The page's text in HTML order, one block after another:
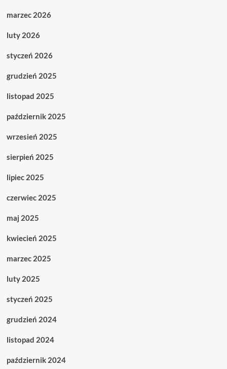
marzec 2026
luty 2026
styczeń 2026
grudzień 2025
listopad 2025
październik 2025
wrzesień 2025
sierpień 2025
lipiec 2025
czerwiec 2025
maj 2025
kwiecień 2025
marzec 2025
luty 2025
styczeń 2025
grudzień 2024
listopad 2024
październik 2024